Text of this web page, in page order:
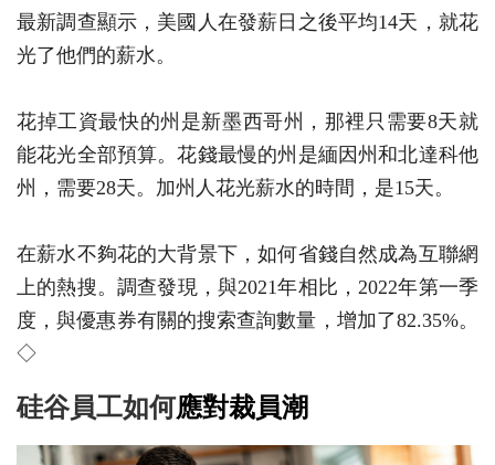
最新調查顯示，美國人在發薪日之後平均14天，就花
光了他們的薪水。
花掉工資最快的州是新墨西哥州，那裡只需要8天就
能花光全部預算。花錢最慢的州是緬因州和北達科他
州，需要28天。加州人花光薪水的時間，是15天。
在薪水不夠花的大背景下，如何省錢自然成為互聯網
上的熱搜。調查發現，與2021年相比，2022年第一季
度，與優惠券有關的搜索查詢數量，增加了82.35%。
◇
硅谷員工如何應對裁員潮